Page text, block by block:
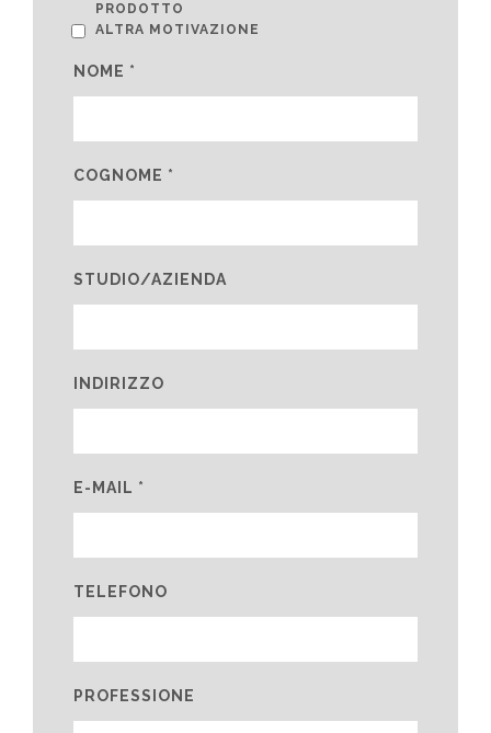
PRODOTTO
ALTRA MOTIVAZIONE
NOME *
COGNOME *
STUDIO/AZIENDA
INDIRIZZO
E-MAIL *
TELEFONO
PROFESSIONE